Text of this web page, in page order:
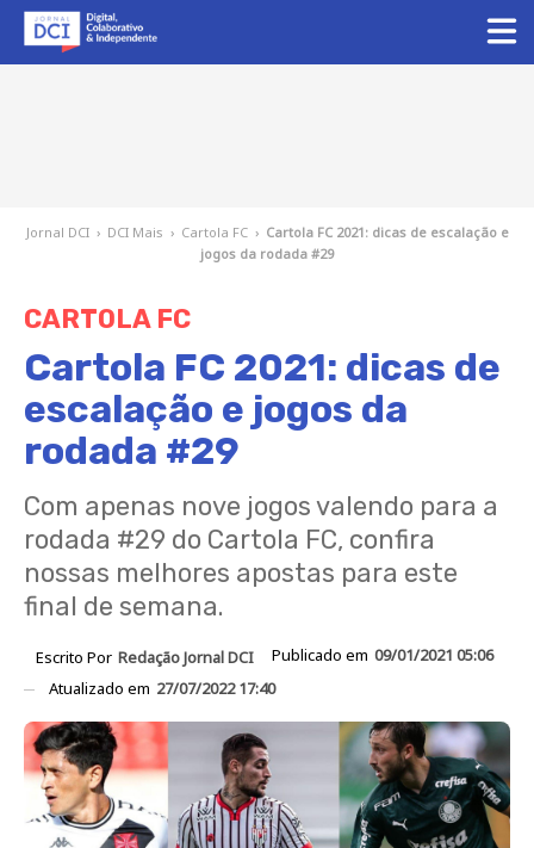
Jornal DCI › DCI Mais › Cartola FC › Cartola FC 2021: dicas de escalação e
jogos da rodada #29
CARTOLA FC
Cartola FC 2021: dicas de
escalação e jogos da
rodada #29
Com apenas nove jogos valendo para a
rodada #29 do Cartola FC, confira
nossas melhores apostas para este
final de semana.
Escrito Por Redação Jornal DCI Publicado em 09/01/2021 05:06
Atualizado em 27/07/2022 17:40